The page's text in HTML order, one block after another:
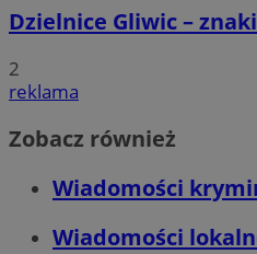
Dzielnice Gliwic –
2
reklama
Zobacz również
Wiadomości
Wiadomości